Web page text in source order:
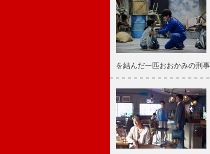
を結んだ一匹おおかみの刑